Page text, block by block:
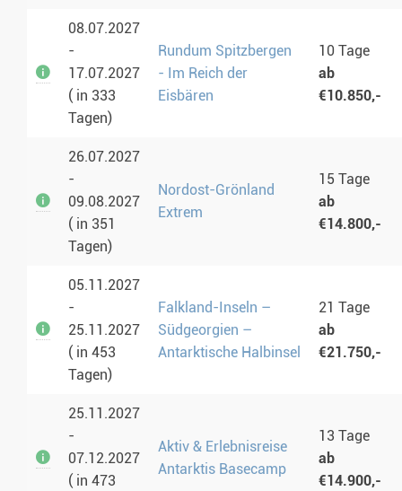
08.07.2027
-
17.07.2027
( in 333
Tagen)
Rundum Spitzbergen
- Im Reich der
Eisbären
10 Tage
ab
€10.850,-
26.07.2027
-
09.08.2027
( in 351
Tagen)
Nordost-Grönland
Extrem
15 Tage
ab
€14.800,-
05.11.2027
-
25.11.2027
( in 453
Tagen)
Falkland-Inseln –
Südgeorgien –
Antarktische Halbinsel
21 Tage
ab
€21.750,-
25.11.2027
-
07.12.2027
( in 473
Aktiv & Erlebnisreise
Antarktis Basecamp
13 Tage
ab
€14.900,-